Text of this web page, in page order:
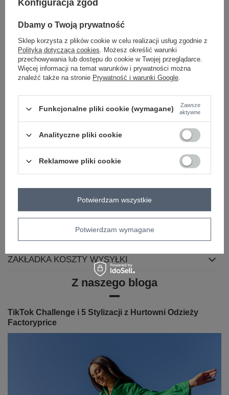
casual
dominujący
materiał
dominujący
bawełna
długość
standardowa
brak
dodatkowe
skład materiału 90% bawełna 10% elastan
OPIS PRODUKTU
OPINIE
ZWROTY I WYMIANA
ZAKŁADKA KOSZTY WYSYŁKI
Z naszego bloga
TikTok Challenge i 5 Stylizacji z Hurtowni Odzieży
Factoryprice
Konfiguracja zgód
Dbamy o Twoją prywatność
Sklep korzysta z plików cookie w celu realizacji usług zgodnie z
Polityką dotyczącą cookies. Możesz określić warunki
przechowywania lub dostępu do cookie w Twojej przeglądarce.
Więcej informacji na temat warunków i prywatności można
znaleźć także na stronie Prywatność i warunki Google.
Funkcjonalne pliki cookie (wymagane)
Zawsze
aktywne
Analityczne pliki cookie
Reklamowe pliki cookie
Potwierdzam wymagane
Potwierdzam wszystkie